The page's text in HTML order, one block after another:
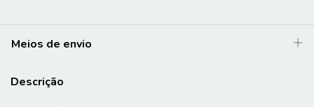
Meios de envio
Descrição